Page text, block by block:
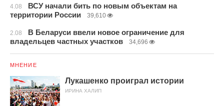
4.08
ВСУ начали бить по новым объектам на
территории России
39,610
2.08
В Беларуси ввели новое ограничение для
владельцев частных участков
34,696
МНЕНИЕ
Лукашенко проиграл истории
ИРИНА ХАЛИП